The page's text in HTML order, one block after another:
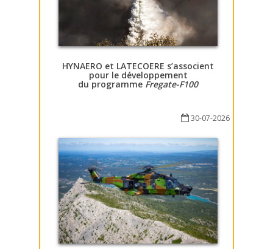
HYNAERO et LATECOERE s’associent
pour le développement
du programme Fregate-F100
30-07-2026